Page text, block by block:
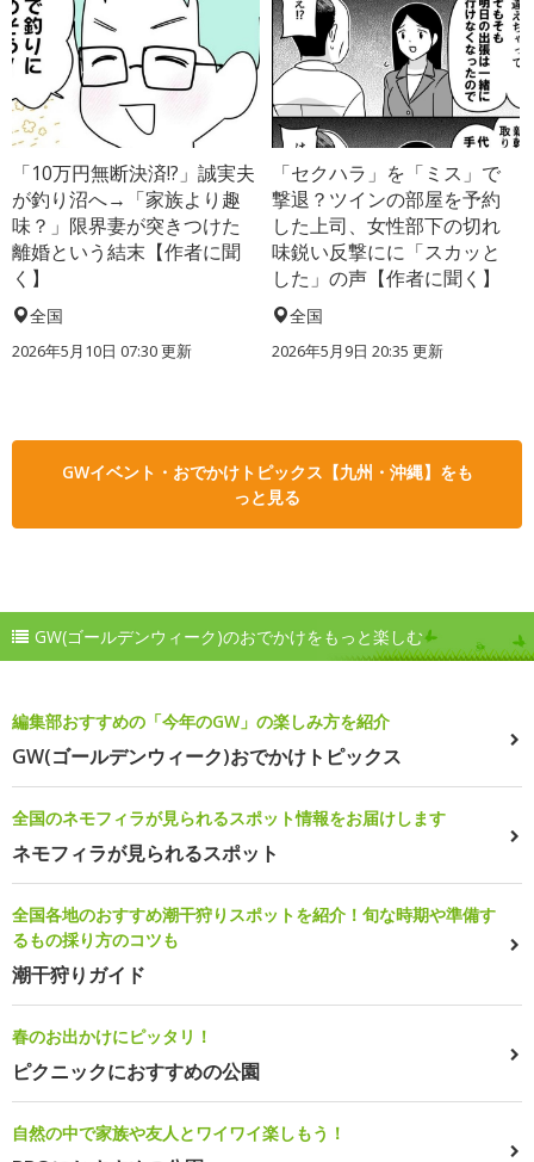
「10万円無断決済!?」誠実夫
が釣り沼へ→「家族より趣
味？」限界妻が突きつけた
離婚という結末【作者に聞
く】
全国
2026年5月10日 07:30 更新
「セクハラ」を「ミス」で
撃退？ツインの部屋を予約
した上司、女性部下の切れ
味鋭い反撃にに「スカッと
した」の声【作者に聞く】
全国
2026年5月9日 20:35 更新
GWイベント・おでかけトピックス【九州・沖縄】をも
っと見る
GW(ゴールデンウィーク)のおでかけをもっと楽しむ
編集部おすすめの「今年のGW」の楽しみ方を紹介
GW(ゴールデンウィーク)おでかけトピックス
全国のネモフィラが見られるスポット情報をお届けします
ネモフィラが見られるスポット
全国各地のおすすめ潮干狩りスポットを紹介！旬な時期や準備す
るもの採り方のコツも
潮干狩りガイド
春のお出かけにピッタリ！
ピクニックにおすすめの公園
自然の中で家族や友人とワイワイ楽しもう！